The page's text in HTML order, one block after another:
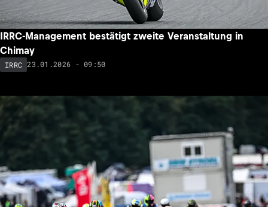
IRRC-Management bestätigt zweite Veranstaltung in
Chimay
IRRC 23.01.2026 - 09:50